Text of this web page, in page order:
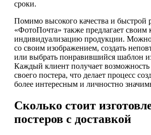
сроки.
Помимо высокого качества и быстрой
«ФотоПочта» также предлагает своим
индивидуализацию продукции. Можно
со своим изображением, создать
или выбрать понравившийся шаблон
Каждый клиент получает возможность
своего постера, что делает процесс
более интересным и личностно
Сколько стоит
постеров с доставкой